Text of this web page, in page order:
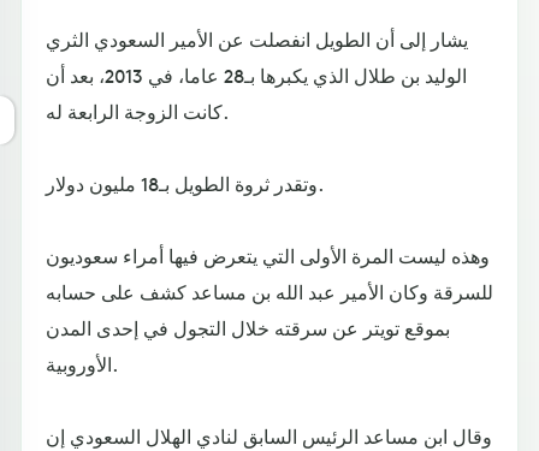
يشار إلى أن الطويل انفصلت عن الأمير السعودي الثري
الوليد بن طلال الذي يكبرها بـ28 عاما، في 2013، بعد أن
كانت الزوجة الرابعة له.
وتقدر ثروة الطويل بـ18 مليون دولار.
وهذه ليست المرة الأولى التي يتعرض فيها أمراء سعوديون
للسرقة وكان الأمير عبد الله بن مساعد كشف على حسابه
بموقع تويتر عن سرقته خلال التجول في إحدى المدن
الأوروبية.
وقال ابن مساعد الرئيس السابق لنادي الهلال السعودي إن